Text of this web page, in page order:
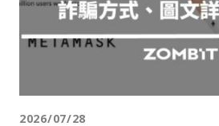
2026/07/28